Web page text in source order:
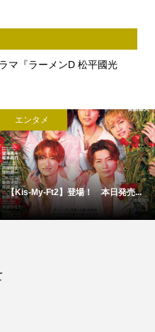
マ『ラーメンD 松平國光
エンタメ
【Kis-My-Ft2】登場！ 本日発売...